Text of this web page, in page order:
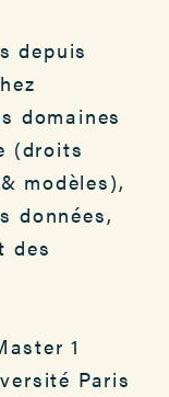
depuis
domaines
(droits
modèles),
données,
des
1
Paris